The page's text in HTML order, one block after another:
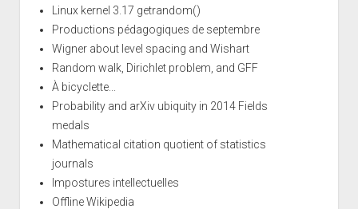
Linux kernel 3.17 getrandom()
Productions pédagogiques de septembre
Wigner about level spacing and Wishart
Random walk, Dirichlet problem, and GFF
À bicyclette...
Probability and arXiv ubiquity in 2014 Fields
medals
Mathematical citation quotient of statistics
journals
Impostures intellectuelles
Offline Wikipedia